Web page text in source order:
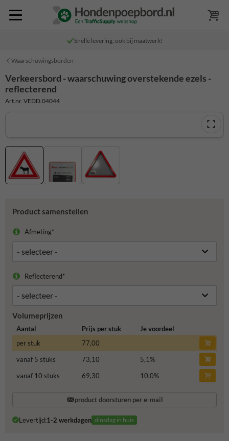
Snelle levering, ook bij maatwerk!
Waarschuwingsborden
Verkeersbord - waarschuwing overstekende ezels -
reflecterend
Art.nr. VEDD.04044
Product samenstellen
Afmeting*
Reflecterend*
Volumeprijzen
Aantal Prijs per stuk
Je voordeel
per stuk
77,00
vanaf 5 stuks
73,10 5,1%
vanaf 10 stuks
69,30 10,0%
product doorsturen per e-mail
Levertijd:1-2 werkdagen dinsdag in huis